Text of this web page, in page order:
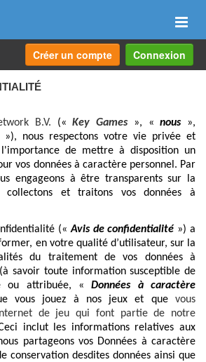
Créer un compte Connexion
B.V. («Key Games », «nous
»,
»), nous respectons votre vie privée et
l'importance de mettre à disposition un
vos données à caractère personnel. Par
engageons à être transparents sur la
collectons et traitons vos données à
(«Avis de confidentialité ») a
en votre qualité d’utilisateur, sur la
du traitement de vos données à
savoir toute information susceptible de
ou attribuée, «Données à caractère
vous jouez à nos jeux et quevous
de jeu qui font partie de notre
inclut les informations relatives aux
partageons vos Données à caractère
conservation desdites données ainsi que